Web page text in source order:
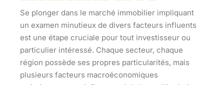
Se plonger dans le marché immobilier impliquant
un examen minutieux de divers facteurs influents
est une étape cruciale pour tout investisseur ou
particulier intéressé. Chaque secteur, chaque
région possède ses propres particularités, mais
plusieurs facteurs macroéconomiques